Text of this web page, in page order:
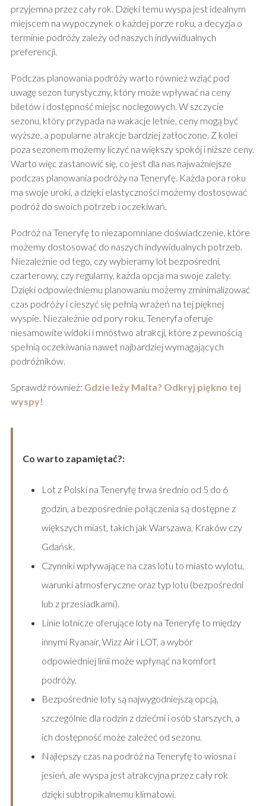
przyjemna przez cały rok. Dzięki temu wyspa jest idealnym
miejscem na wypoczynek o każdej porze roku, a decyzja o
terminie podróży zależy od naszych indywidualnych
preferencji.
Podczas planowania podróży warto również wziąć pod
uwagę sezon turystyczny, który może wpływać na ceny
biletów i dostępność miejsc noclegowych. W szczycie
sezonu, który przypada na wakacje letnie, ceny mogą być
wyższe, a popularne atrakcje bardziej zatłoczone. Z kolei
poza sezonem możemy liczyć na większy spokój i niższe ceny.
Warto więc zastanowić się, co jest dla nas najważniejsze
podczas planowania podróży na Teneryfę. Każda pora roku
ma swoje uroki, a dzięki elastyczności możemy dostosować
podróż do swoich potrzeb i oczekiwań.
Podróż na Teneryfę to niezapomniane doświadczenie, które
możemy dostosować do naszych indywidualnych potrzeb.
Niezależnie od tego, czy wybieramy lot bezpośredni,
czarterowy, czy regularny, każda opcja ma swoje zalety.
Dzięki odpowiedniemu planowaniu możemy zminimalizować
czas podróży i cieszyć się pełnią wrażeń na tej pięknej
wyspie. Niezależnie od pory roku, Teneryfa oferuje
niesamowite widoki i mnóstwo atrakcji, które z pewnością
spełnią oczekiwania nawet najbardziej wymagających
podróżników.
Sprawdź również: Gdzie leży Malta? Odkryj piękno tej
wyspy!
Co warto zapamiętać?:
Lot z Polski na Teneryfę trwa średnio od 5 do 6
godzin, a bezpośrednie połączenia są dostępne z
większych miast, takich jak Warszawa, Kraków czy
Gdańsk.
Czynniki wpływające na czas lotu to miasto wylotu,
warunki atmosferyczne oraz typ lotu (bezpośredni
lub z przesiadkami).
Linie lotnicze oferujące loty na Teneryfę to między
innymi Ryanair, Wizz Air i LOT, a wybór
odpowiedniej linii może wpłynąć na komfort
podróży.
Bezpośrednie loty są najwygodniejszą opcją,
szczególnie dla rodzin z dziećmi i osób starszych, a
ich dostępność może zależeć od sezonu.
Najlepszy czas na podróż na Teneryfę to wiosna i
jesień, ale wyspa jest atrakcyjna przez cały rok
dzięki subtropikalnemu klimatowi.